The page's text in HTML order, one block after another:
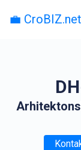
💼 CroBIZ.net